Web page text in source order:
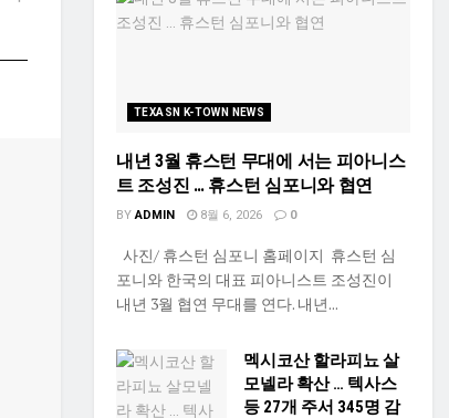
TEXASN K-TOWN NEWS
내년 3월 휴스턴 무대에 서는 피아니스
트 조성진 … 휴스턴 심포니와 협연
BY ADMIN 8월 6, 2026 0
사진/ 휴스턴 심포니 홈페이지 휴스턴 심
포니와 한국의 대표 피아니스트 조성진이
내년 3월 협연 무대를 연다. 내년...
멕시코산 할라피뇨 살
모넬라 확산 … 텍사스
등 27개 주서 345명 감